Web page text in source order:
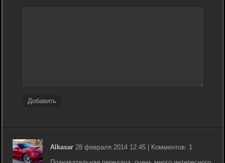
Добавить
Alkasar28 февраля 2014 12:45 | Комментов: 1